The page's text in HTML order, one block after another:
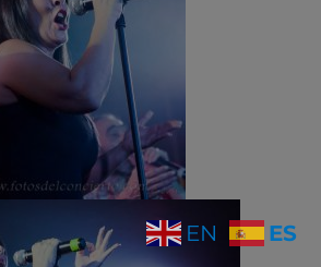
EN ES